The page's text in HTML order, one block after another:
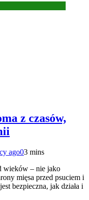
z czasów,
ago03 mins
wieków – nie jako
mięsa przed psuciem i
bezpieczna, jak działa i